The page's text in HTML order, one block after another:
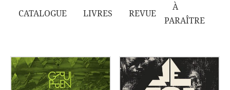
CATALOGUE
LIVRES REVUE
À
PARAÎTRE